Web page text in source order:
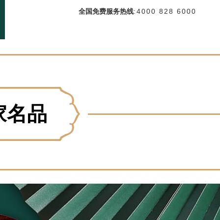
全国免费服务热线:4000 828 6000
名品